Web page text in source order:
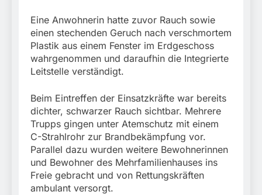
Eine Anwohnerin hatte zuvor Rauch sowie
einen stechenden Geruch nach verschmortem
Plastik aus einem Fenster im Erdgeschoss
wahrgenommen und daraufhin die Integrierte
Leitstelle verständigt.
Beim Eintreffen der Einsatzkräfte war bereits
dichter, schwarzer Rauch sichtbar. Mehrere
Trupps gingen unter Atemschutz mit einem
C-Strahlrohr zur Brandbekämpfung vor.
Parallel dazu wurden weitere Bewohnerinnen
und Bewohner des Mehrfamilienhauses ins
Freie gebracht und von Rettungskräften
ambulant versorgt.